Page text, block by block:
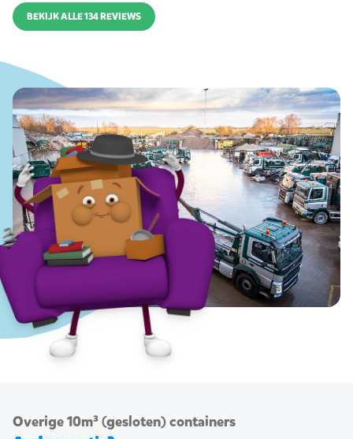
BEKIJK ALLE 134 REVIEWS
Overige 10m³ (gesloten) containers